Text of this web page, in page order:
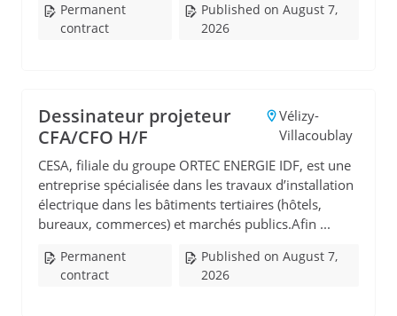
Permanent
contract
Published on August 7,
2026
Dessinateur projeteur
CFA/CFO H/F
Vélizy-
Villacoublay
CESA, filiale du groupe ORTEC ENERGIE IDF, est une
entreprise spécialisée dans les travaux d’installation
électrique dans les bâtiments tertiaires (hôtels,
bureaux, commerces) et marchés publics.Afin ...
Permanent
contract
Published on August 7,
2026